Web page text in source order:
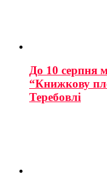
До 10 серпня
“Книжкову
Теребовлі